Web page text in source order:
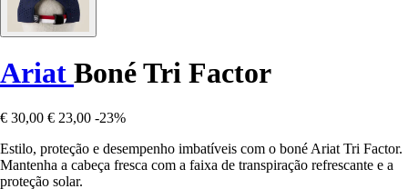
Ariat Boné Tri Factor
€ 30,00 € 23,00 -23%
Estilo, proteção e desempenho imbatíveis com o boné Ariat Tri Factor.
Mantenha a cabeça fresca com a faixa de transpiração refrescante e a
proteção solar.